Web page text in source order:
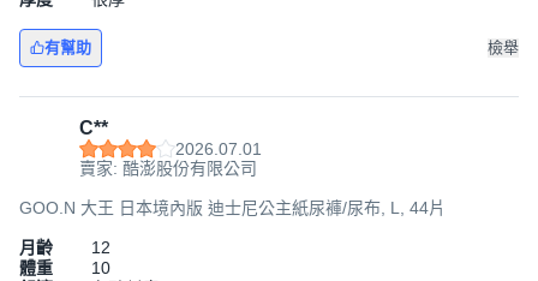
有幫助 檢舉
C**
2026.07.01
賣家: 酷澎股份有限公司
GOO.N 大王 日本境內版 迪士尼公主紙尿褲/尿布, L, 44片
月齡
12
體重
10